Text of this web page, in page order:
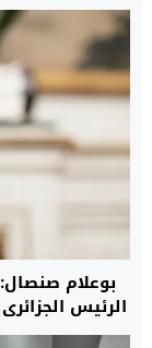
بوعلام
الرئيس